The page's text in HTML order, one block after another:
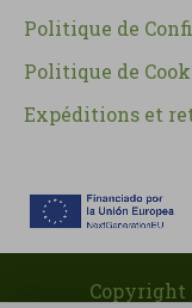
Politique de
Politique de
Expéditions et
Copyright